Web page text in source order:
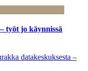
työt jo käynnissä
datakeskuksesta –